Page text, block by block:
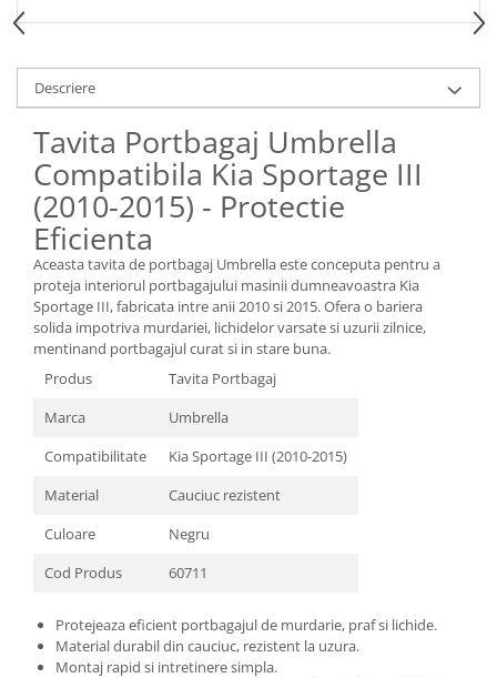
Spray Curatare Frane
Lubrifianti si Spray-uri de Curatare
Vopsitorie, Chituri si Adezivi
Curatare si Detailing Exterior
Articole Auto Sezoniere
Produse de Iarna
Cabluri Pornire
Produse de Vara
Blog
Descriere
Tavita Portbagaj Umbrella
Compatibila Kia Sportage III
(2010-2015) - Protectie
Eficienta
Aceasta tavita de portbagaj Umbrella este conceputa pentru a
proteja interiorul portbagajului masinii dumneavoastra Kia
Sportage III, fabricata intre anii 2010 si 2015. Ofera o bariera
solida impotriva murdariei, lichidelor varsate si uzurii zilnice,
mentinand portbagajul curat si in stare buna.
Produs
Tavita Portbagaj
Marca
Umbrella
Compatibilitate
Kia Sportage III (2010-2015)
Material
Cauciuc rezistent
Culoare
Negru
Cod Produs
60711
Protejeaza eficient portbagajul de murdarie, praf si lichide.
Material durabil din cauciuc, rezistent la uzura.
Montaj rapid si intretinere simpla.